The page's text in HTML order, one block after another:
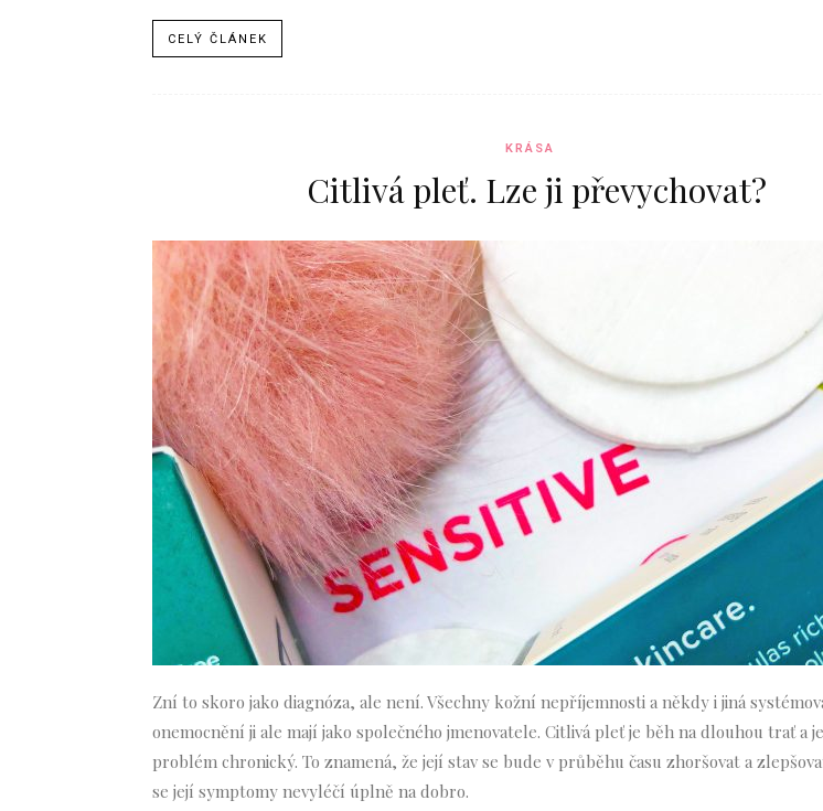
CELÝ ČLÁNEK
KRÁSA
Citlivá pleť. Lze ji převychovat?
Zní to skoro jako diagnóza, ale není. Všechny kožní nepříjemnosti a někdy i jiná
onemocnění ji ale mají jako společného jmenovatele. Citlivá pleť je běh na dlouhou trať a
problém chronický. To znamená, že její stav se bude v průběhu času zhoršovat a
se její symptomy nevyléčí úplně na dobro.